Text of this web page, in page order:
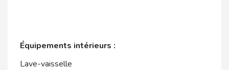
Équipements intérieurs :
Lave-vaisselle